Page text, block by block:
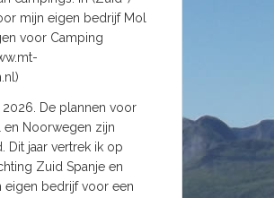
mijn eigen bedrijf Mol
voor Camping
2026. De plannen voor
en Noorwegen zijn
Dit jaar vertrek ik op
Zuid Spanje en
eigen bedrijf voor een